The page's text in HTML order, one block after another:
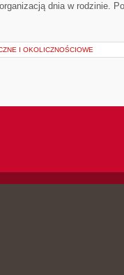
dnia w rodzinie.
I OKOLICZNOŚCIOWE